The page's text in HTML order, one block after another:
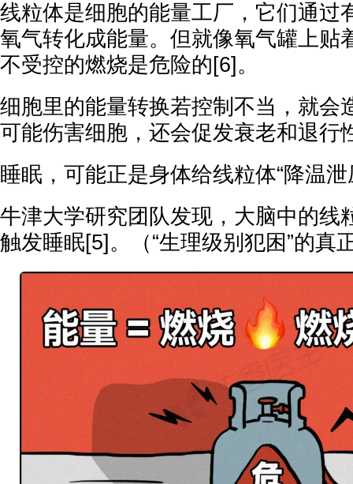
线粒体是细胞的能量工厂，它们通过
氧气转化成能量。但就像氧气罐上贴
不受控的燃烧是危险的[6]。
细胞里的能量转换若控制不当，就会
可能伤害细胞，还会促发衰老和退行
睡眠，可能正是身体给线粒体“降温泄
牛津大学研究团队发现，大脑中的线
触发睡眠[5]。（“生理级别犯困”的真